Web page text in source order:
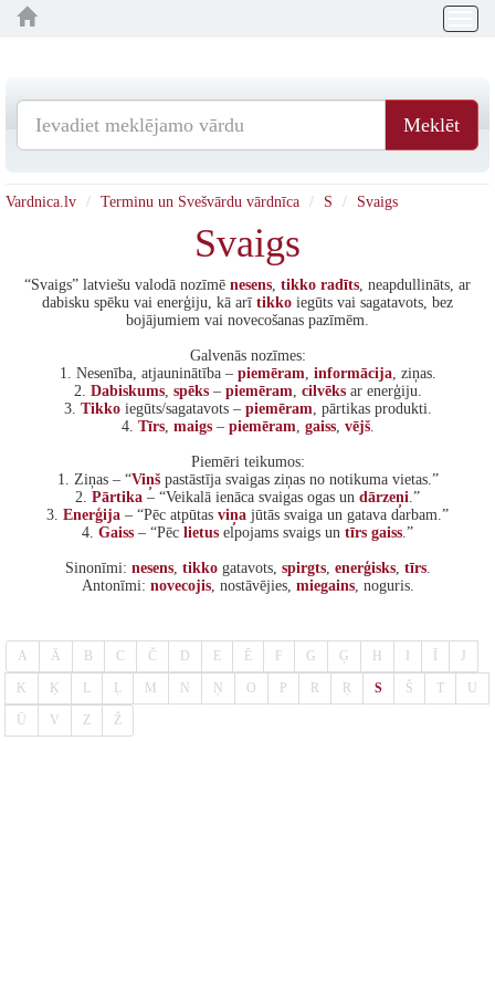
Meklēt
Vardnica.lv Terminu un Svešvārdu vārdnīca S Svaigs
Svaigs
“Svaigs” latviešu valodā nozīmē nesens, tikko radīts, neapdullināts, ar
dabisku spēku vai enerģiju, kā arī tikko iegūts vai sagatavots, bez
bojājumiem vai novecošanas pazīmēm.
Galvenās nozīmes:
1. Nesenība, atjauninātība – piemēram, informācija, ziņas.
2. Dabiskums, spēks– piemēram, cilvēksar enerģiju.
3. Tikkoiegūts/sagatavots – piemēram, pārtikas produkti.
4. Tīrs, maigs– piemēram, gaiss, vējš.
Piemēri teikumos:
1. Ziņas – “Viņšpastāstīja svaigas ziņas no notikuma vietas.”
2. Pārtika – “Veikalā ienāca svaigas ogas un dārzeņi.”
3. Enerģija – “Pēc atpūtas viņa jūtās svaiga un gatava darbam.”
4. Gaiss – “Pēc lietus elpojams svaigs un tīrs gaiss.”
Sinonīmi: nesens, tikkogatavots, spirgts, enerģisks, tīrs.
Antonīmi: novecojis, nostāvējies, miegains, noguris.
A Ā B C Č D E Ē F G Ģ H J
K Ķ L Ļ M N Ņ O P R Ŗ S Š T U
Ū V Z Ž